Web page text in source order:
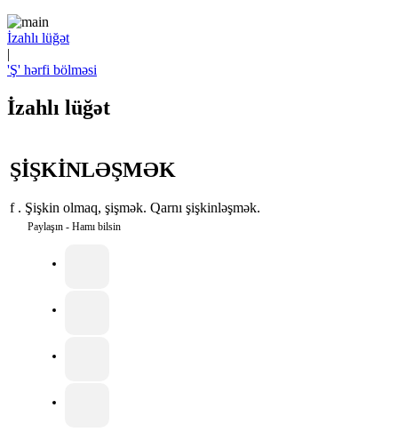
İzahlı lüğət
|
'Ş' hərfi bölməsi
İzahlı lüğət
ŞİŞKİNLƏŞMƏK
f . Şişkin olmaq, şişmək. Qarnı şişkinləşmək.
Paylaşın - Hamı bilsin